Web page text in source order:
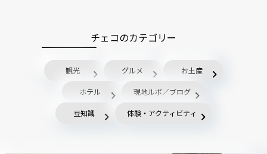
チェコのカテゴリー
観光 グルメ お土産
ホテル 現地ルポ／ブログ
豆知識 体験・アクティビティ